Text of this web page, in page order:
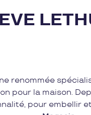
renommée
pour la maison.
pour embellir